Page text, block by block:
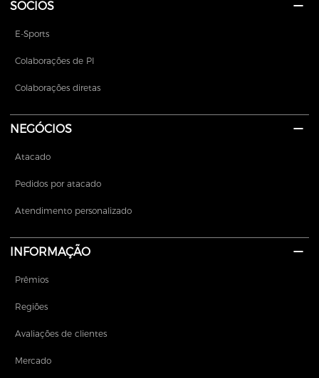
SOCIOS
E-Sports
Colaborações de PI
Colaborações diretas
NEGÓCIOS
Atacado
Pedidos por atacado
Atendimento personalizado
INFORMAÇÃO
Prêmios
Regiões
Avaliações de clientes
Mercado